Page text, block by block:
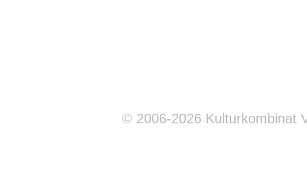
© 2006-2026